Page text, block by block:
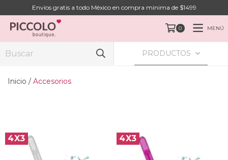
Envíos gratis a todo México en compra minima de $1499
0 MENÚ
PRODUCTOS
Inicio / Accesorios
4X3 4X3